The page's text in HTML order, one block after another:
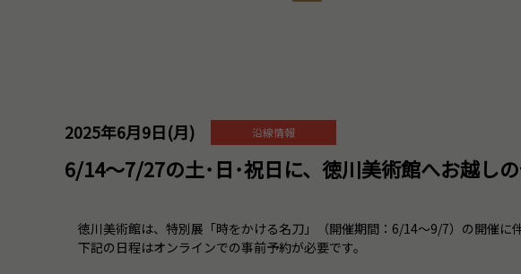
2025年6月9日(月) 沿線情報
6/14～7/27の土･日･祝日に、徳川美術館へお越し
徳川美術館は、特別展「時をかける名刀」（開催期間：6/14～9/7）の開催に伴
下記の日程はオンラインでの事前予約が必要です。